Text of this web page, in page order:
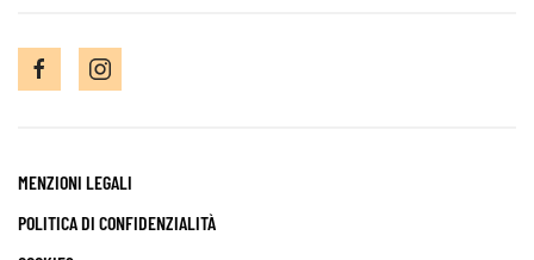
MENZIONI LEGALI
POLITICA DI CONFIDENZIALITÀ